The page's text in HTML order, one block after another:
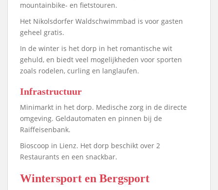
mountainbike- en fietstouren.
Het Nikolsdorfer Waldschwimmbad is voor gasten
geheel gratis.
In de winter is het dorp in het romantische wit
gehuld, en biedt veel mogelijkheden voor sporten
zoals rodelen, curling en langlaufen.
Infrastructuur
Minimarkt in het dorp. Medische zorg in de directe
omgeving. Geldautomaten en pinnen bij de
Raiffeisenbank.
Bioscoop in Lienz. Het dorp beschikt over 2
Restaurants en een snackbar.
Wintersport en Bergsport